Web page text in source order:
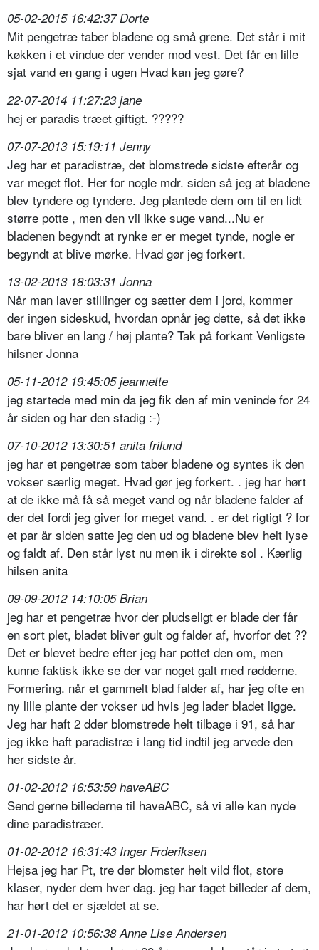
05-02-2015 16:42:37 Dorte
Mit pengetræ taber bladene og små grene. Det står i mit
køkken i et vindue der vender mod vest. Det får en lille
sjat vand en gang i ugen Hvad kan jeg gøre?
22-07-2014 11:27:23 jane
hej er paradis træet giftigt. ?????
07-07-2013 15:19:11 Jenny
Jeg har et paradistræ, det blomstrede sidste efterår og
var meget flot. Her for nogle mdr. siden så jeg at bladene
blev tyndere og tyndere. Jeg plantede dem om til en lidt
større potte , men den vil ikke suge vand...Nu er
bladenen begyndt at rynke er er meget tynde, nogle er
begyndt at blive mørke. Hvad gør jeg forkert.
13-02-2013 18:03:31 Jonna
Når man laver stillinger og sætter dem i jord, kommer
der ingen sideskud, hvordan opnår jeg dette, så det ikke
bare bliver en lang / høj plante? Tak på forkant Venligste
hilsner Jonna
05-11-2012 19:45:05 jeannette
jeg startede med min da jeg fik den af min veninde for 24
år siden og har den stadig :-)
07-10-2012 13:30:51 anita frilund
jeg har et pengetræ som taber bladene og syntes ik den
vokser særlig meget. Hvad gør jeg forkert. . jeg har hørt
at de ikke må få så meget vand og når bladene falder af
der det fordi jeg giver for meget vand. . er det rigtigt ? for
et par år siden satte jeg den ud og bladene blev helt lyse
og faldt af. Den står lyst nu men ik i direkte sol . Kærlig
hilsen anita
09-09-2012 14:10:05 Brian
jeg har et pengetræ hvor der pludseligt er blade der får
en sort plet, bladet bliver gult og falder af, hvorfor det ??
Det er blevet bedre efter jeg har pottet den om, men
kunne faktisk ikke se der var noget galt med rødderne.
Formering. når et gammelt blad falder af, har jeg ofte en
ny lille plante der vokser ud hvis jeg lader bladet ligge.
Jeg har haft 2 dder blomstrede helt tilbage i 91, så har
jeg ikke haft paradistræ i lang tid indtil jeg arvede den
her sidste år.
01-02-2012 16:53:59 haveABC
Send gerne billederne til haveABC, så vi alle kan nyde
dine paradistræer.
01-02-2012 16:31:43 Inger Frderiksen
Hejsa jeg har Pt, tre der blomster helt vild flot, store
klaser, nyder dem hver dag. jeg har taget billeder af dem,
har hørt det er sjældet at se.
21-01-2012 10:56:38 Anne Lise Andersen